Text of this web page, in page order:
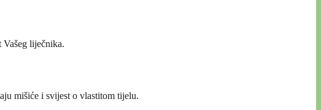
liječnika.
mišiće i svijest o vlastitom tijelu.